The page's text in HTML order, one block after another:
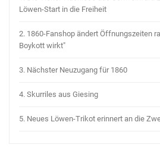
Löwen-Start in die Freiheit
2. 1860-Fanshop ändert Öffnungszeiten
Boykott wirkt"
3. Nächster Neuzugang für 1860
4. Skurriles aus Giesing
5. Neues Löwen-Trikot erinnert an die